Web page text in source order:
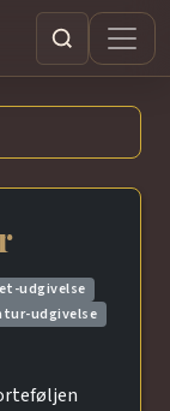
Søg
udgivelse
udgivelse